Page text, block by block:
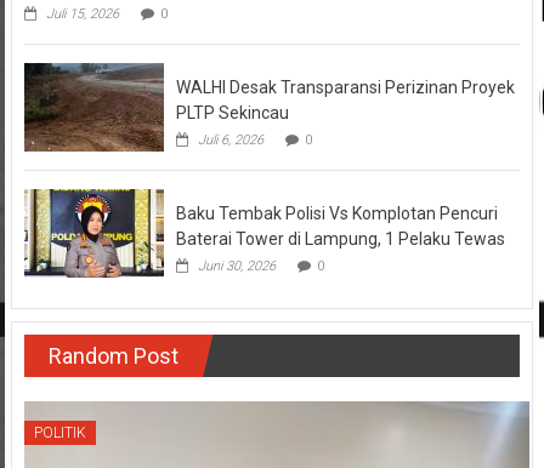
Juli 15, 2026 0
WALHI Desak Transparansi Perizinan Proyek
PLTP Sekincau
Juli 6, 2026 0
Baku Tembak Polisi Vs Komplotan Pencuri
Baterai Tower di Lampung, 1 Pelaku Tewas
Juni 30, 2026 0
Random Post
POLITIK